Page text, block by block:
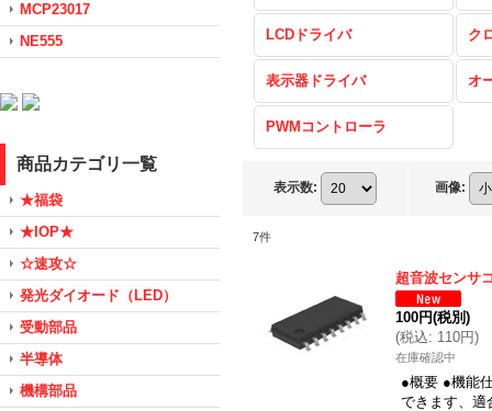
MCP23017
NE555
商品カテゴリ一覧
★福袋
★IOP★
☆速攻☆
発光ダイオード（LED）
受動部品
半導体
機構部品
LCDドライバ ク
表示器ドライバ オ
PWMコントローラ
表示数: 画像:
7件
超音波センサ
100円(税別)
(税込: 110円)
在庫確認中
●概要 ●機能
できます、適